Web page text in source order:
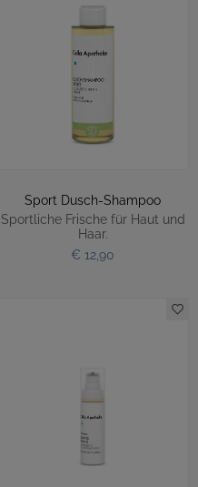
Sport Dusch-Shampoo
Sportliche Frische für Haut und
Haar.
€ 12,90